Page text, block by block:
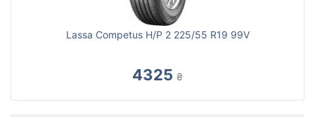
Lassa Competus H/P 2 225/55 R19 99V
4325 ₴